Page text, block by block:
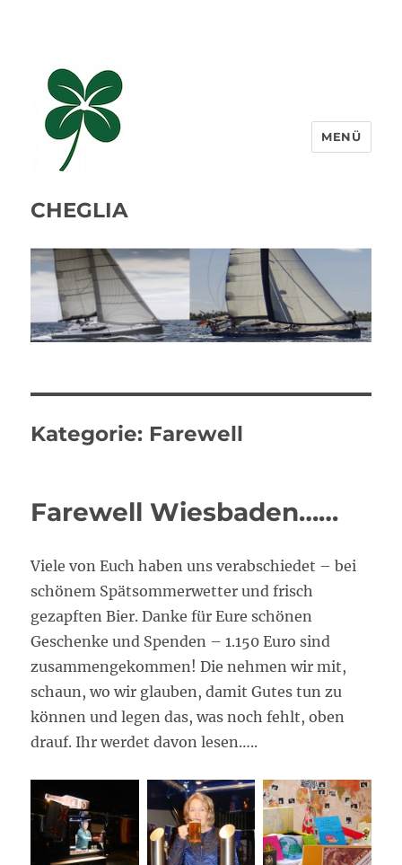
CHEGLIA
MENÜ
Kategorie: Farewell
Farewell Wiesbaden……
Viele von Euch haben uns verabschiedet – bei
schönem Spätsommerwetter und frisch
gezapften Bier. Danke für Eure schönen
Geschenke und Spenden – 1.150 Euro sind
zusammengekommen! Die nehmen wir mit,
schaun, wo wir glauben, damit Gutes tun zu
können und legen das, was noch fehlt, oben
drauf. Ihr werdet davon lesen…..